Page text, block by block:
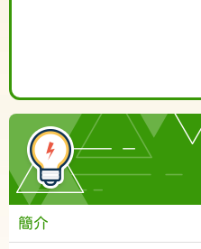
簡介